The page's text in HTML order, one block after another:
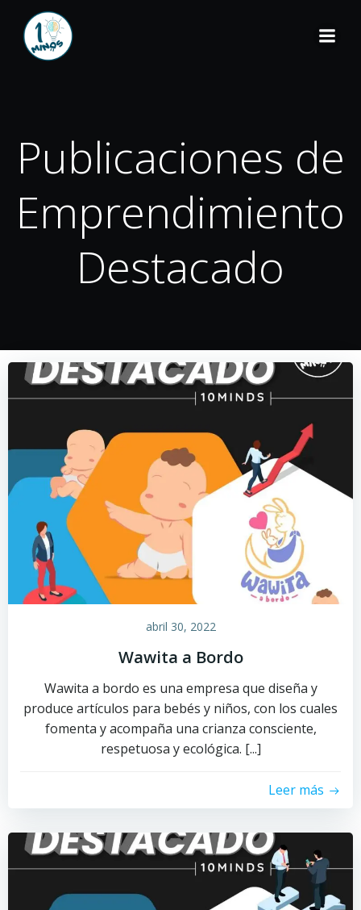
Publicaciones de
Emprendimiento
Destacado
abril 30, 2022
Wawita a Bordo
Wawita a bordo es una empresa que diseña y
produce artículos para bebés y niños, con los cuales
fomenta y acompaña una crianza consciente,
respetuosa y ecológica. [...]
Leer más